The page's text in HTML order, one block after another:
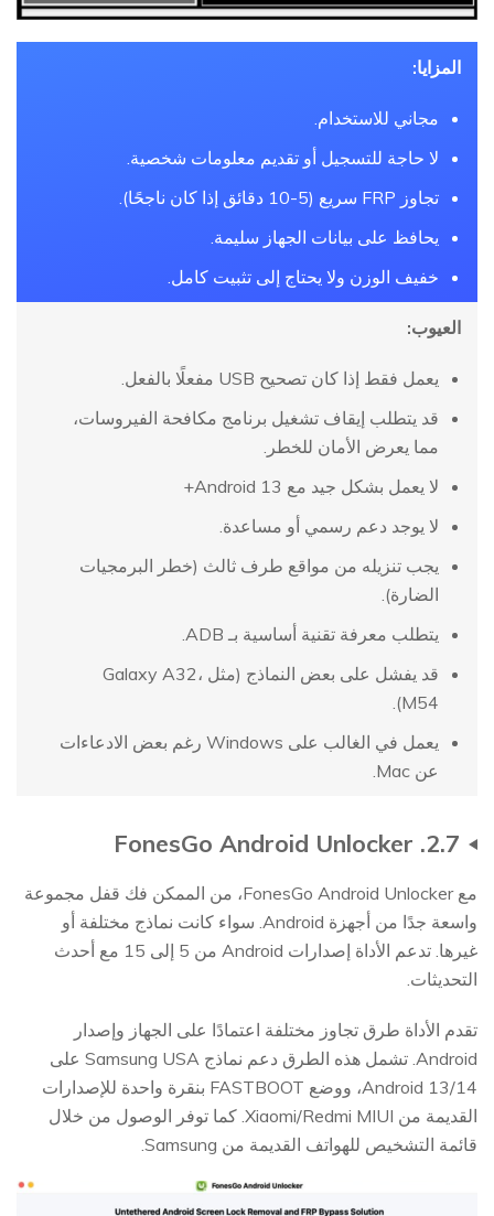
المزايا:
مجاني للاستخدام.
لا حاجة للتسجيل أو تقديم معلومات شخصية.
تجاوز FRP سريع (5-10 دقائق إذا كان ناجحًا).
يحافظ على بيانات الجهاز سليمة.
خفيف الوزن ولا يحتاج إلى تثبيت كامل.
العيوب:
يعمل فقط إذا كان تصحيح USB مفعلًا بالفعل.
قد يتطلب إيقاف تشغيل برنامج مكافحة الفيروسات،
مما يعرض الأمان للخطر.
لا يعمل بشكل جيد مع Android 13+
لا يوجد دعم رسمي أو مساعدة.
يجب تنزيله من مواقع طرف ثالث (خطر البرمجيات
الضارة).
يتطلب معرفة تقنية أساسية بـ ADB.
قد يفشل على بعض النماذج (مثل Galaxy A32،
M54).
يعمل في الغالب على Windows رغم بعض الادعاءات
عن Mac.
2.7. FonesGo Android Unlocker
مع FonesGo Android Unlocker، من الممكن فك قفل مجموعة
واسعة جدًا من أجهزة Android. سواء كانت نماذج مختلفة أو
غيرها. تدعم الأداة إصدارات Android من 5 إلى 15 مع أحدث
التحديثات.
تقدم الأداة طرق تجاوز مختلفة اعتمادًا على الجهاز وإصدار
Android. تشمل هذه الطرق دعم نماذج Samsung USA على
Android 13/14، ووضع FASTBOOT بنقرة واحدة للإصدارات
القديمة من Xiaomi/Redmi MIUI. كما توفر الوصول من خلال
قائمة التشخيص للهواتف القديمة من Samsung.